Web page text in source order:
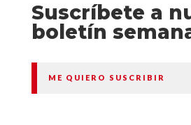
Suscríbete a
boletín
ME QUIERO SUSCRIBIR